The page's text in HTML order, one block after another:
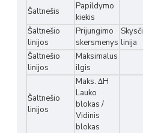
Šaltnešis
Papildymo
kiekis
Šaltnešio
linijos
Prijungimo
skersmenys linija
Šaltnešio
linijos
Maksimalus
ilgis
Šaltnešio
linijos
Maks. ∆H
Lauko
blokas /
Vidinis
blokas